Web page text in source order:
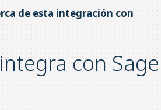
de esta integración con
con Sage